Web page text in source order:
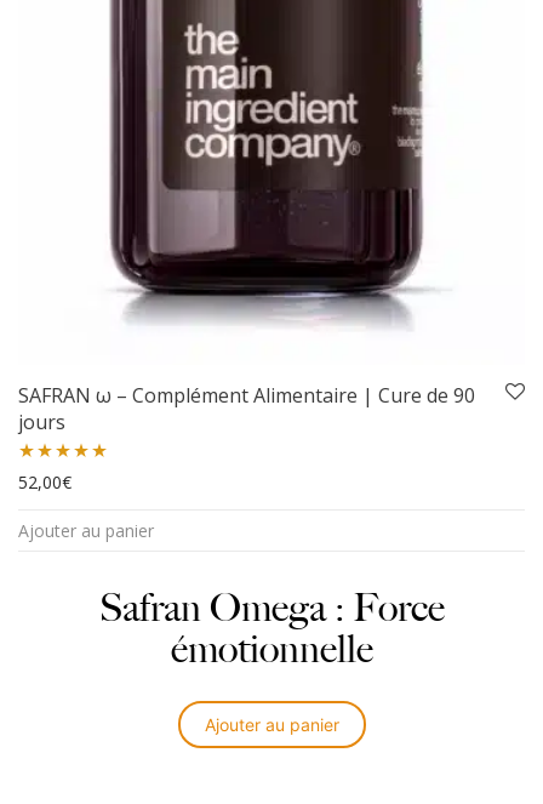
SAFRAN ω – Complément Alimentaire | Cure de 90
jours
Note5.00
52,00€
Ajouter au panier
Safran Omega : Force
émotionnelle
Ajouter au panier